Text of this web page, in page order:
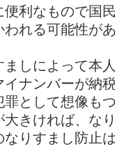
利なもので国
れる可能性が
ましによって本
ナンバーが納
として想像も
きければ、な
りすまし防止